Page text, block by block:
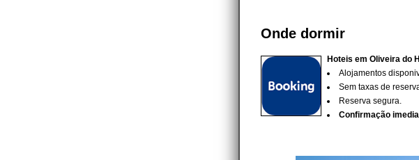
Onde dormir
Hoteis em Oliveira do
Alojamentos
Sem taxas de
Reserva segura.
Confirmação